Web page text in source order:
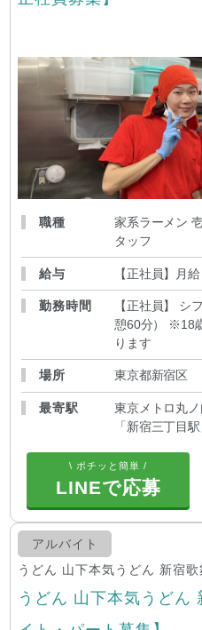
職種
家系ラーメン
タッフ
給与 【正社員】月
勤務時間
【正社員】 シ
憩60分） ※18
ります
場所 東京都新宿区
最寄駅
東京メトロ丸
「新宿三丁目
\ ポチッと簡単 /
LINEで応募
アルバイト
うどん 山下本気うどん 新宿
うどん 山下本気うどん